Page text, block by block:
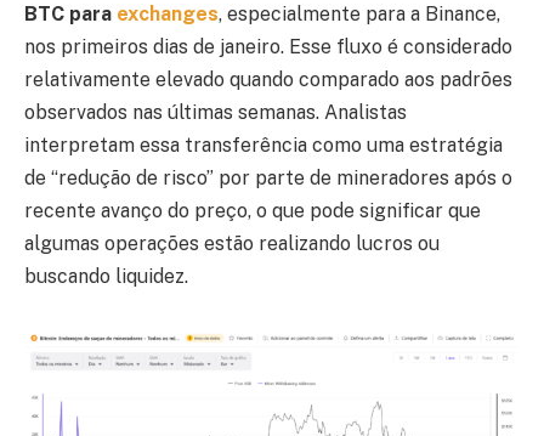
BTC para exchanges, especialmente para a Binance,
nos primeiros dias de janeiro. Esse fluxo é considerado
relativamente elevado quando comparado aos padrões
observados nas últimas semanas. Analistas
interpretam essa transferência como uma estratégia
de “redução de risco” por parte de mineradores após o
recente avanço do preço, o que pode significar que
algumas operações estão realizando lucros ou
buscando liquidez.